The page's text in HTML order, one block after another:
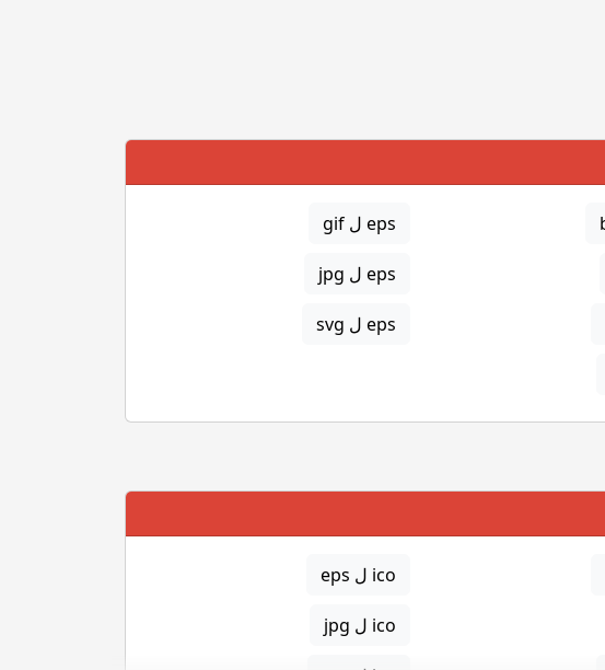
eps ل gif
eps ل jpg
eps ل svg
ico ل eps
ico ل jpg